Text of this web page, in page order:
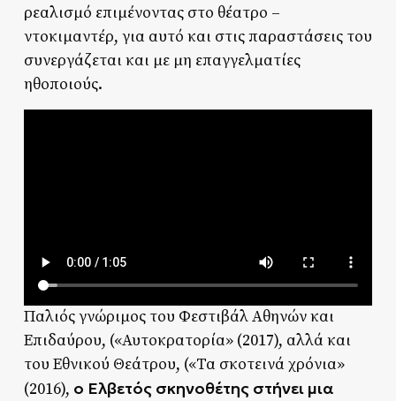
ρεαλισμό επιμένοντας στο θέατρο –
ντοκιμαντέρ, για αυτό και στις παραστάσεις του
συνεργάζεται και με μη επαγγελματίες
ηθοποιούς.
Παλιός γνώριμος του Φεστιβάλ Αθηνών και
Επιδαύρου, («Αυτοκρατορία» (2017), αλλά και
του Εθνικού Θεάτρου, («Τα σκοτεινά χρόνια»
(2016), ο Ελβετός σκηνοθέτης στήνει μια